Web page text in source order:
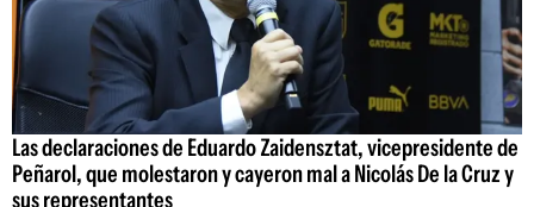
Las declaraciones de Eduardo Zaidensztat, vicepresidente de
Peñarol, que molestaron y cayeron mal a Nicolás De la Cruz y
sus representantes